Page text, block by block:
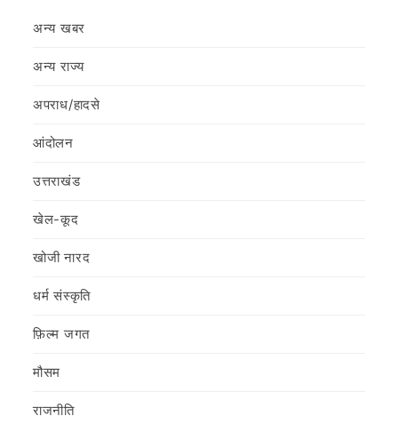
अन्य खबर
अन्य राज्य
अपराध/हादसे
आंदोलन
उत्तराखंड
खेल-कूद
खोजी नारद
धर्म संस्कृति
फ़िल्‍म जगत
मौसम
राजनीति